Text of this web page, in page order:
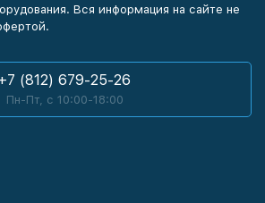
Вся информация на сайте не
+7 (812) 679-25-26
Пн-Пт, с 10:00-18:00